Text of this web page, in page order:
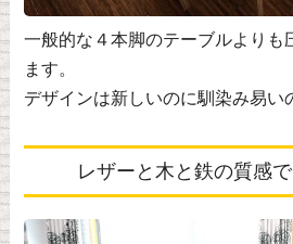
一般的な４本脚のテーブルよりも
ます。
デザインは新しいのに馴染み易い
レザーと木と鉄の質感